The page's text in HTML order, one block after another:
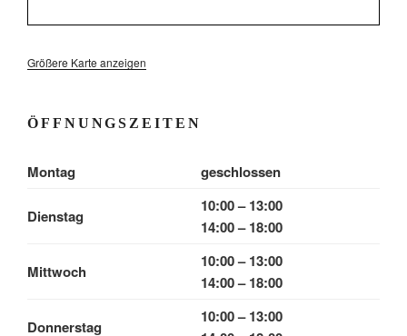
Größere Karte anzeigen
ÖFFNUNGSZEITEN
Montag geschlossen
Dienstag
10:00 – 13:00
14:00 – 18:00
Mittwoch
10:00 – 13:00
14:00 – 18:00
Donnerstag
10:00 – 13:00